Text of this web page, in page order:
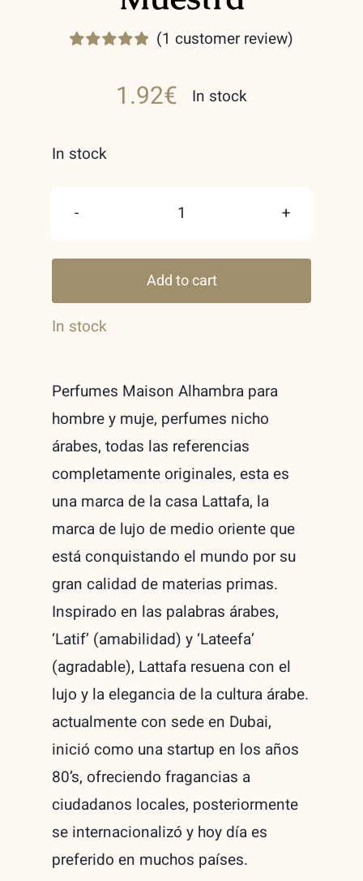
customer
(1 customer review)
1.92€ In stock
In stock
Maison
Alhambra
Unisex
quantity
Add to cart
In stock
Perfumes Maison Alhambra para
hombre y muje, perfumes nicho
árabes, todas las referencias
completamente originales, esta es
una marca de la casa Lattafa, la
marca de lujo de medio oriente que
está conquistando el mundo por su
gran calidad de materias primas.
Inspirado en las palabras árabes,
‘Latif’ (amabilidad) y ‘Lateefa’
(agradable), Lattafa resuena con el
lujo y la elegancia de la cultura árabe.
actualmente con sede en Dubai,
inició como una startup en los años
80’s, ofreciendo fragancias a
ciudadanos locales, posteriormente
se internacionalizó y hoy día es
preferido en muchos países.